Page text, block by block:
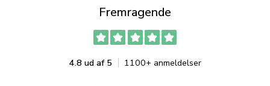
Fremragende
4.8 ud af 5 1100+ anmeldelser